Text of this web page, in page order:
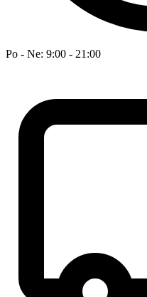
Po - Ne: 9:00 - 21:00